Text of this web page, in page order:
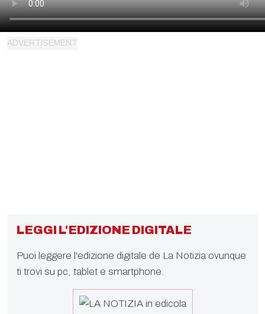
LEGGI L'EDIZIONE DIGITALE
Puoi leggere l'edizione digitale de La Notizia ovunque
ti trovi su pc, tablet e smartphone.